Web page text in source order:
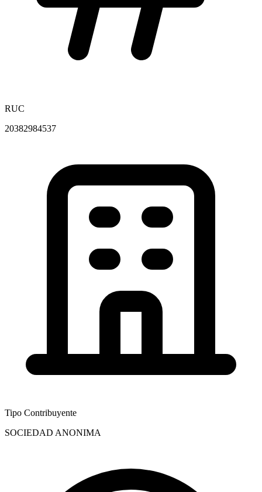
RUC
20382984537
Tipo Contribuyente
SOCIEDAD ANONIMA